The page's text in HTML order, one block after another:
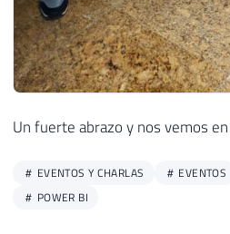
Un fuerte abrazo y nos vemos
EVENTOS Y CHARLAS EVENTOS
POWER BI